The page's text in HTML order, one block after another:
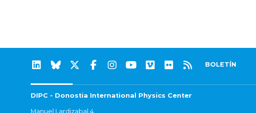
BOLETÍN
DIPC - Donostia International Physics Center
Manuel Lardizabal 4